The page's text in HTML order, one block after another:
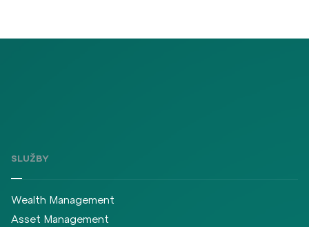
SLUŽBY
Wealth Management
Asset Management